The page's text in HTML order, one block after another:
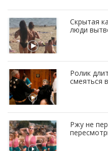
Скрытая
люди
Ролик
смеяться
Ржу не